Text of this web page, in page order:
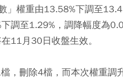
」權重由13.58%下調至
調至1.29%，調降幅度為
11月30日收盤生效。
，刪除4檔，而本次權重調